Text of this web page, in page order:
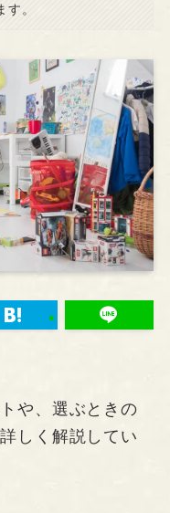
。
や、選ぶときの
しく解説してい